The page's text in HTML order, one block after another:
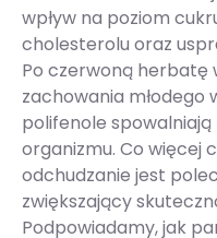
wpływ na poziom
cholesterolu oraz
Po czerwoną herbatę
zachowania młodego
polifenole
organizmu. Co więcej
odchudzanie jest
zwiększający
Podpowiadamy, jak